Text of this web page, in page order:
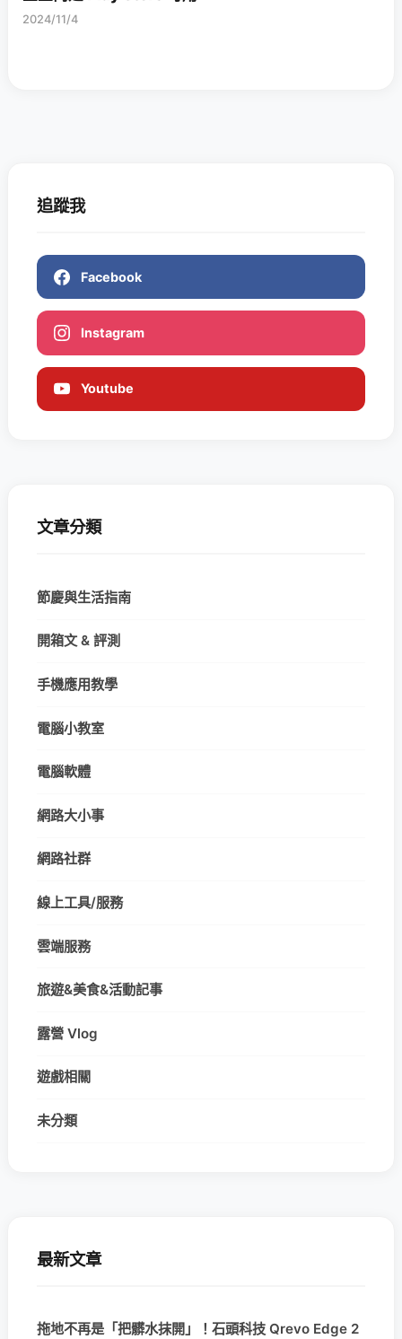
2024/11/4
追蹤我
Facebook
Instagram
Youtube
文章分類
節慶與生活指南
開箱文 & 評測
手機應用教學
電腦小教室
電腦軟體
網路大小事
網路社群
線上工具/服務
雲端服務
旅遊&美食&活動記事
露營 Vlog
遊戲相關
未分類
最新文章
拖地不再是「把髒水抹開」！石頭科技 Qrevo Edge 2